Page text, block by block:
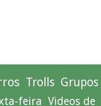
Trolls Grupos
feira Videos de